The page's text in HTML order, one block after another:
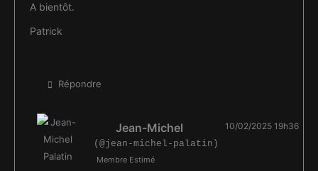
A bientôt.
Patrick
Répondre
Jean-Michel
10/02/2025 19h36
(@jean-michel-palatin)
Membre Estimé